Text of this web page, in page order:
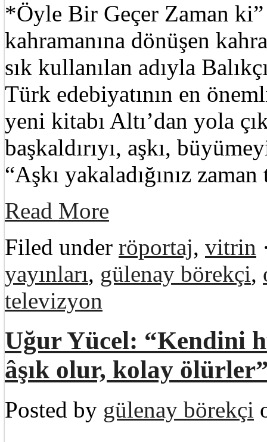
*Öyle Bir Geçer Zaman
kahramanına dönüşen
sık kullanılan adıyla
Türk edebiyatının en
yeni kitabı Altı’dan yola
başkaldırıyı, aşkı,
“Aşkı yakaladığınız
Read More
Filed under röportaj, vitrin
yayınları, gülenay börekçi,
televizyon
Uğur Yücel: “Kendini
âşık olur, kolay
Posted by gülenay börekçi